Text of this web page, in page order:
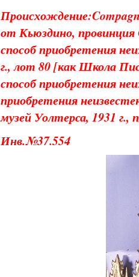
от Кьюздино, провинция
способ приобретения
г., лот 80 [как Школа
способ приобретения
приобретения
музей Уолтерса, 1931 г.,
Инв.№37.554